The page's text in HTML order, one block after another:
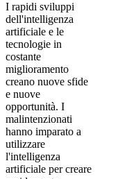
I rapidi sviluppi
dell'intelligenza
artificiale e le
tecnologie in
costante
miglioramento
creano nuove sfide
e nuove
opportunità. I
malintenzionati
hanno imparato a
utilizzare
l'intelligenza
artificiale per creare